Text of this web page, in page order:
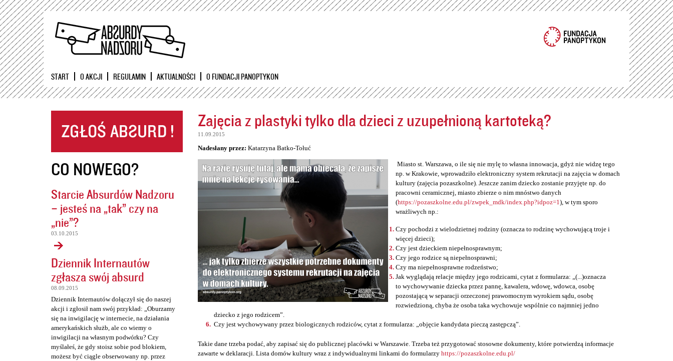
Przejdź
START O AKCJI REGULAMIN AKTUALNOŚCI O FUNDACJI PANOPTYKON
CO NOWEGO?
Starcie Absurdów Nadzoru
– jesteś na „tak” czy na
„nie”?
03.10.2015
Dziennik Internautów
zgłasza swój absurd
08.09.2015
Dziennik Internautów dołączył się do naszej
akcji i zgłosił nam swój przykład: „Oburzamy
się na inwigilację w internecie, na działania
amerykańskich służb, ale co wiemy o
inwigilacji na własnym podwórku? Czy
myślałeś, że gdy stoisz sobie pod blokiem,
możesz być ciągle obserwowany np. przez
Zajęcia z plastyki tylko dla dzieci z uzupełnioną kartoteką?
11.09.2015
Nadesłany przez: Katarzyna Batko-Tołuć
Miasto st. Warszawa, o ile się nie mylę to własna innowacja, gdyż nie widzę tego
np. w Krakowie, wprowadziło elektroniczny system rekrutacji na zajęcia w domach
kultury (zajęcia pozaszkolne). Jeszcze zanim dziecko zostanie przyjęte np. do
pracowni ceramicznej, miasto zbierze o nim mnóstwo danych
(https://pozaszkolne.edu.pl/zwpek_mdk/index.php?idpoz=1), w tym sporo
wrażliwych np.:
Czy pochodzi z wielodzietnej rodziny (oznacza to rodzinę wychowującą troje i
więcej dzieci);
Czy jest dzieckiem niepełnosprawnym;
Czy jego rodzice są niepełnosprawni;
Czy ma niepełnosprawne rodzeństwo;
Jak wyglądają relacje między jego rodzicami, cytat z formularza: „(...)oznacza
to wychowywanie dziecka przez pannę, kawalera, wdowę, wdowca, osobę
pozostającą w separacji orzeczonej prawomocnym wyrokiem sądu, osobę
rozwiedzioną, chyba że osoba taka wychowuje wspólnie co najmniej jedno
dziecko z jego rodzicem”.
Czy jest wychowywany przez biologicznych rodziców, cytat z formularza: „objęcie kandydata pieczą zastępczą”.
Takie dane trzeba podać, aby zapisać się do publicznej placówki w Warszawie. Trzeba też przygotować stosowne dokumenty, które potwierdzą informacje
zawarte w deklaracji. Lista domów kultury wraz z indywidualnymi linkami do formularzy https://pozaszkolne.edu.pl/